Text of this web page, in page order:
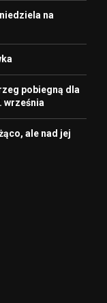
na
pobiegną dla
września
ale nad jej